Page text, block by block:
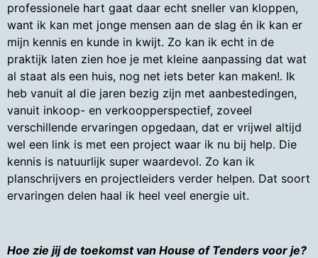
professionele hart gaat daar echt sneller van kloppen,
want ik kan met jonge mensen aan de slag én ik kan er
mijn kennis en kunde in kwijt. Zo kan ik echt in de
praktijk laten zien hoe je met kleine aanpassing dat wat
al staat als een huis, nog net iets beter kan maken!. Ik
heb vanuit al die jaren bezig zijn met aanbestedingen,
vanuit inkoop- en verkoopperspectief, zoveel
verschillende ervaringen opgedaan, dat er vrijwel altijd
wel een link is met een project waar ik nu bij help. Die
kennis is natuurlijk super waardevol. Zo kan ik
planschrijvers en projectleiders verder helpen. Dat soort
ervaringen delen haal ik heel veel energie uit.
Hoe zie jij de toekomst van House of Tenders voor je?